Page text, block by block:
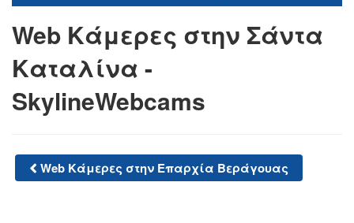
Web Κάμερες στην Σάντα
Καταλίνα -
SkylineWebcams
Web Κάμερες στην Επαρχία Βεράγουας